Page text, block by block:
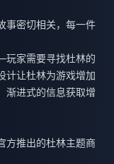
事密切相关，每一件
家需要寻找杜林的
计让杜林为游戏增加
渐进式的信息获取增
方推出的杜林主题商